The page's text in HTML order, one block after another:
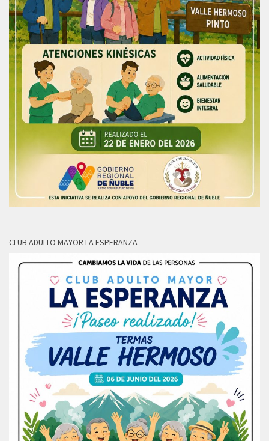
CLUB ADULTO MAYOR LA ESPERANZA